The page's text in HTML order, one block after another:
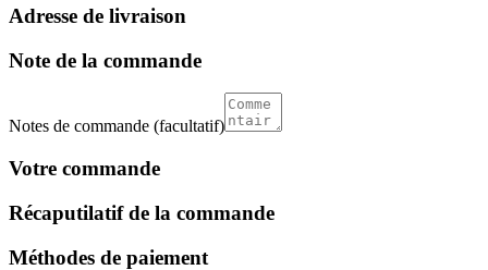
Adresse de livraison
Note de la commande
Notes de commande (facultatif)
Votre commande
Récaputilatif de la commande
Méthodes de paiement